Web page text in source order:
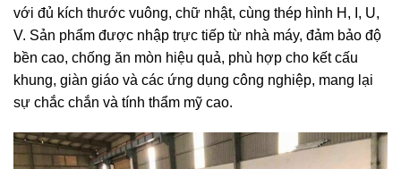
với đủ kích thước vuông, chữ nhật, cùng thép hình H, I, U,
V. Sản phẩm được nhập trực tiếp từ nhà máy, đảm bảo độ
bền cao, chống ăn mòn hiệu quả, phù hợp cho kết cấu
khung, giàn giáo và các ứng dụng công nghiệp, mang lại
sự chắc chắn và tính thẩm mỹ cao.